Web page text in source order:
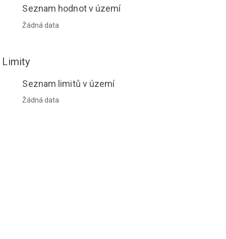
Seznam hodnot v území
Žádná data
Limity
Seznam limitů v území
Žádná data